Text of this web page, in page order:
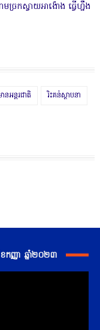
រកស្វាយអាង៉ោង ធ្វើហ្នឹង
នអន្តរជាតិ រិះគន់ស្ថាបនា
ញ្ញា ឆ្នាំ២០២៣